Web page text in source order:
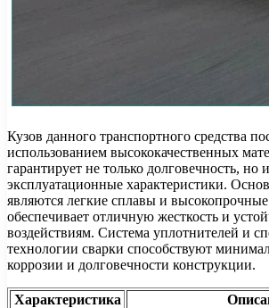
Кузов данного транспортного средства
использованием высококачественных
гарантирует не только долговечность, но
эксплуатационные характеристики.
являются легкие сплавы и высокопрочные
обеспечивает отличную жесткость и
воздействиям. Система уплотнителей и
технологии сварки способствуют
коррозии и долговечности конструкции.
Характеристика